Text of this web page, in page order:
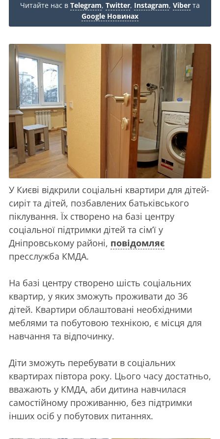
Читайте нас в Telegram, Twitter, Instagram, Viber та
Google Новинах
У Києві відкрили соціальні квартири для дітей-
сиріт та дітей, позбавлених батьківського
піклування. Їх створено на базі центру
соціальної підтримки дітей та сім’ї у
Дніпровському районі, повідомляє
пресслужба КМДА.
На базі центру створено шість соціальних
квартир, у яких зможуть проживати до 36
дітей. Квартири облаштовані необхідними
меблями та побутовою технікою, є місця для
навчання та відпочинку.
Діти зможуть перебувати в соціальних
квартирах півтора року. Цього часу достатньо,
вважають у КМДА, аби дитина навчилася
самостійному проживанню, без підтримки
інших осіб у побутових питаннях.